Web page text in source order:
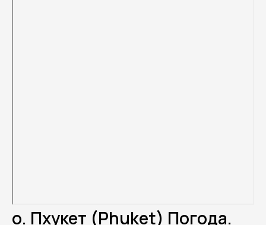
о. Пхукет (Phuket) Погода.